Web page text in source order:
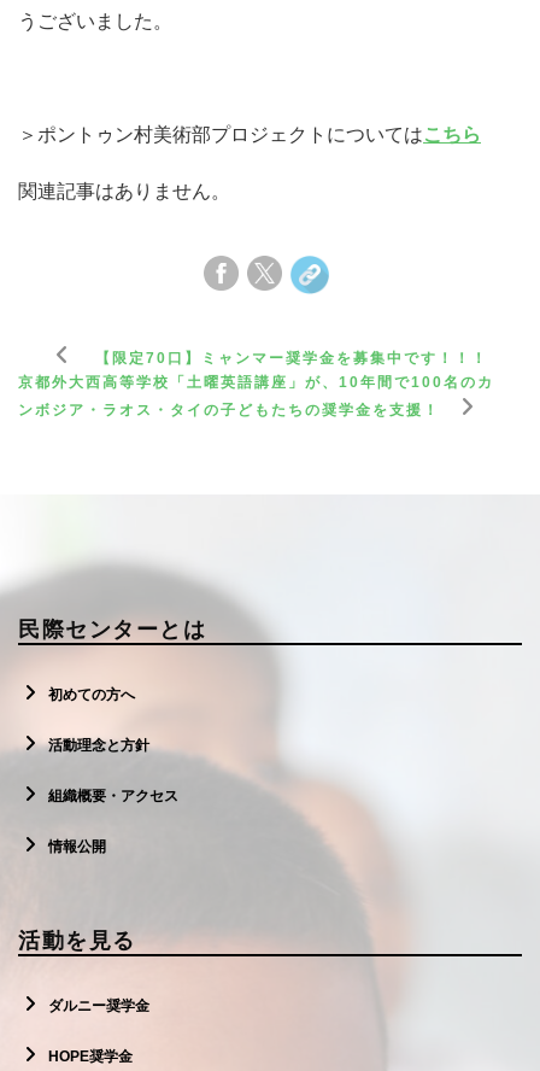
うございました。
＞ポントゥン村美術部プロジェクトについてはこちら
関連記事はありません。
【限定70口】ミャンマー奨学金を募集中です！！！
京都外大西高等学校「土曜英語講座」が、10年間で100名のカ
ンボジア・ラオス・タイの子どもたちの奨学金を支援！
民際センターとは
初めての方へ
活動理念と方針
組織概要・アクセス
情報公開
活動を見る
ダルニー奨学金
HOPE奨学金